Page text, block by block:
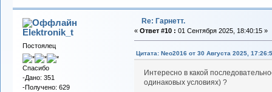
Elektronik_t
Постоялец
Спасибо
-Дано: 351
-Получено: 629
Re: Гарнетт.
« Ответ #10 : 01 Сентября 2025, 18:40:15 »
Цитата: Neo2016 от 30 Августа 2025,
Интересно в какой
одинаковых условиях) ?